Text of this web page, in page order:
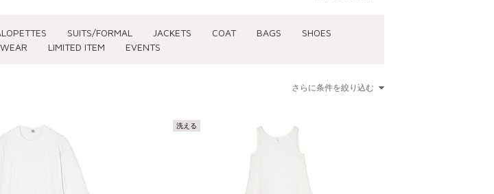
SUITS/FORMAL JACKETS COAT BAGS
SHOES
LIMITED ITEM EVENTS
さらに条件を絞り込む
SIZE(SHOES)
¥15,001 ～ ¥20,000
¥20,001 ～ ¥30,000
¥30,001 ～ ¥50,000
洗える